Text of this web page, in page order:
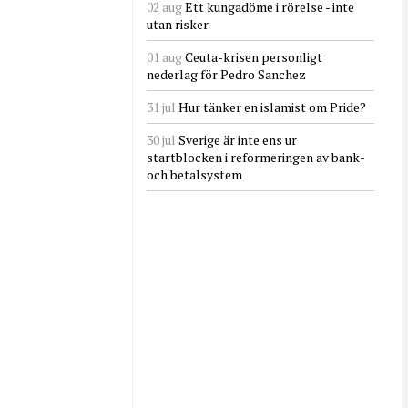
02 augEtt kungadöme i rörelse - inte
utan risker
01 augCeuta-krisen personligt
nederlag för Pedro Sanchez
31 jul Hur tänker en islamist om Pride?
30 jul Sverige är inte ens ur
startblocken i reformeringen av bank-
och betalsystem